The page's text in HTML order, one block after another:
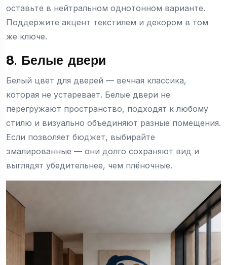
оставьте в нейтральном однотонном варианте.
Поддержите акцент текстилем и декором в том
же ключе.
8. Белые двери
Белый цвет для дверей — вечная классика,
которая не устаревает. Белые двери не
перегружают пространство, подходят к любому
стилю и визуально объединяют разные помещения.
Если позволяет бюджет, выбирайте
эмалированные — они долго сохраняют вид и
выглядят убедительнее, чем плёночные.